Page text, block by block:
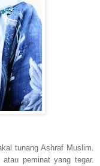
tunang Ashraf Muslim.
peminat yang tegar.